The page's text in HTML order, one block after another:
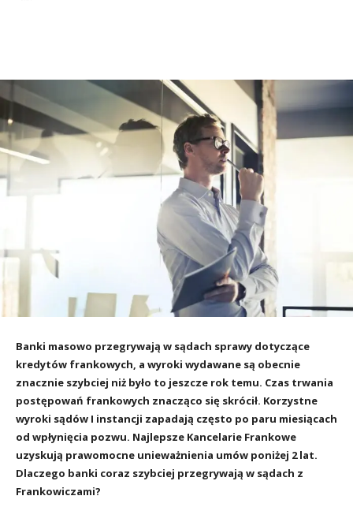
Banki masowo przegrywają w sądach sprawy dotyczące
kredytów frankowych, a wyroki wydawane są obecnie
znacznie szybciej niż było to jeszcze rok temu. Czas trwania
postępowań frankowych znacząco się skrócił. Korzystne
wyroki sądów I instancji zapadają często po paru miesiącach
od wpłynięcia pozwu. Najlepsze Kancelarie Frankowe
uzyskują prawomocne unieważnienia umów poniżej 2 lat.
Dlaczego banki coraz szybciej przegrywają w sądach z
Frankowiczami?